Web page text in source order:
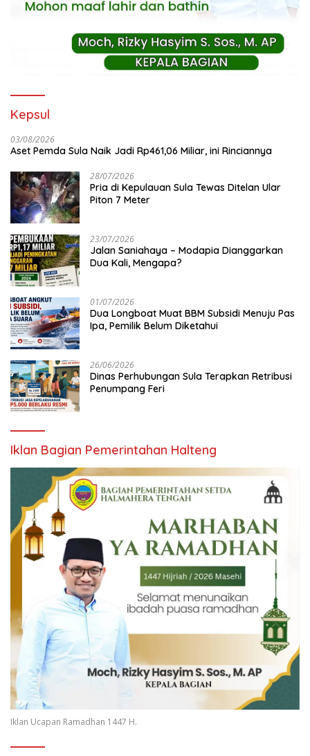
Kepsul
03/08/2026
Aset Pemda Sula Naik Jadi Rp461,06 Miliar, ini Rinciannya
28/07/2026
Pria di Kepulauan Sula Tewas Ditelan Ular
Piton 7 Meter
23/07/2026
Jalan Saniahaya – Modapia Dianggarkan
Dua Kali, Mengapa?
01/07/2026
Dua Longboat Muat BBM Subsidi Menuju Pas
Ipa, Pemilik Belum Diketahui
26/06/2026
Dinas Perhubungan Sula Terapkan Retribusi
Penumpang Feri
Iklan Bagian Pemerintahan Halteng
Iklan Ucapan Ramadhan 1447 H.